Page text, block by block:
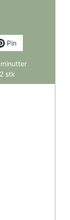
Pin
minutter
stk